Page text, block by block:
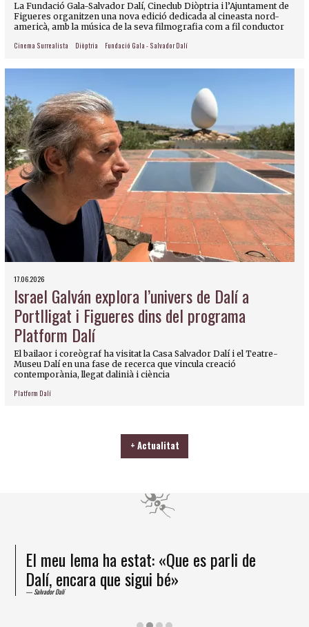
La Fundació Gala-Salvador Dalí, Cineclub Diòptria i l’Ajuntament de
Figueres organitzen una nova edició dedicada al cineasta nord-
americà, amb la música de la seva filmografia com a fil conductor
Cinema Surrealista Diòptria Fundació Gala - Salvador Dalí
17.06.2026
Israel Galván explora l’univers de Dalí a
Portlligat i Figueres dins del programa
Platform Dalí
El bailaor i coreògraf ha visitat la Casa Salvador Dalí i el Teatre-
Museu Dalí en una fase de recerca que vincula creació
contemporània, llegat dalinià i ciència
Platform Dalí
+ Actualitat
El meu lema ha estat: «Que es parli de
Dalí, encara que sigui bé»
Salvador Dalí